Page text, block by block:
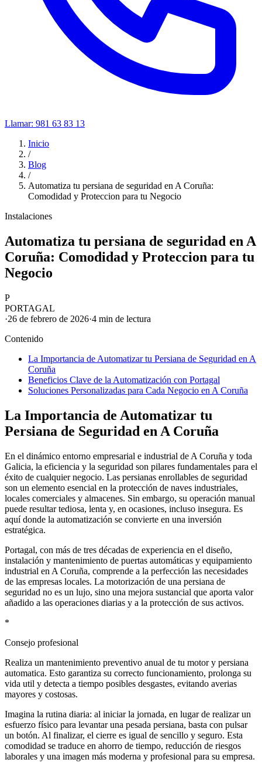
Llamar: 981 63 83 13
Inicio
/
Blog
/
Automatiza tu persiana de seguridad en A Coruña:
Comodidad y Proteccion para tu Negocio
Instalaciones
Automatiza tu persiana de seguridad en A
Coruña: Comodidad y Proteccion para tu
Negocio
P
PORTAGAL
·26 de febrero de 2026·4 min de lectura
Contenido
La Importancia de Automatizar tu Persiana de Seguridad en A
Coruña
Beneficios Clave de la Automatización con Portagal
Soluciones Personalizadas para Cada Negocio en A Coruña
La Importancia de Automatizar tu
Persiana de Seguridad en A Coruña
En el dinámico entorno empresarial e industrial de A Coruña y toda
Galicia, la eficiencia y la seguridad son pilares fundamentales para el
éxito de cualquier negocio. Las persianas enrollables de seguridad
son un elemento esencial en la protección de naves industriales,
locales comerciales y almacenes. Sin embargo, su operación manual
puede resultar tediosa, lenta y, en ocasiones, incluso insegura. Es
aquí donde la automatización se convierte en una inversión
estratégica.
Portagal, con más de tres décadas de experiencia en el diseño,
instalación y mantenimiento de puertas automáticas y equipamiento
industrial en A Coruña, comprende a la perfección las necesidades
de las empresas locales. La motorización de una persiana de
seguridad no es un lujo, sino una mejora sustancial que aporta valor
añadido a las operaciones diarias y a la protección de sus activos.
*
Consejo profesional
Realiza un mantenimiento preventivo anual de tu motor y persiana
automatica. Esto garantiza su correcto funcionamiento, prolonga su
vida util y detecta a tiempo posibles desgastes, evitando averias
mayores y costosas.
Imagina la rutina diaria: al iniciar la jornada, en lugar de realizar un
esfuerzo físico para levantar una pesada persiana, basta con pulsar
un botón. Al finalizar, el cierre es igual de sencillo y seguro. Esta
comodidad se traduce en ahorro de tiempo, reducción de riesgos
laborales y una imagen más moderna y profesional para su empresa.